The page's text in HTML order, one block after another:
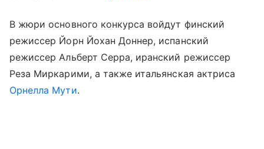
В жюри основного конкурса войдут финский
режиссер Йорн Йохан Доннер, испанский
режиссер Альберт Серра, иранский режиссер
Реза Миркарими, а также итальянская актриса
Орнелла Мути.